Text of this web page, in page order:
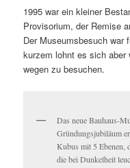
1995 war ein kleiner
Provisorium, der Remise
Der Museumsbesuch war
kurzem lohnt es sich aber
wegen zu besuchen.
Das neue Bauhaus-
Gründungsjubiläum
Kubus mit 5 Ebenen,
die bei Dunkelheit